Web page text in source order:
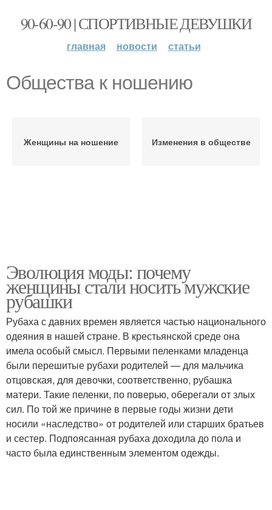
90-60-90 | СПОРТИВНЫЕ ДЕВУШКИ
главная новости статьи
Общества к ношению
Женщины на ношение Изменения в обществе
Эволюция моды: почему
женщины стали носить мужские
рубашки
Рубаха с давних времен является частью национального
одеяния в нашей стране. В крестьянской среде она
имела особый смысл. Первыми пеленками младенца
были перешитые рубахи родителей — для мальчика
отцовская, для девочки, соответственно, рубашка
матери. Такие пеленки, по поверью, оберегали от злых
сил. По той же причине в первые годы жизни дети
носили «наследство» от родителей или старших братьев
и сестер. Подпоясанная рубаха доходила до пола и
часто была единственным элементом одежды.